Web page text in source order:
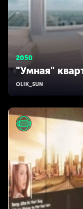
2050
"Умная"
OLIK_SUN